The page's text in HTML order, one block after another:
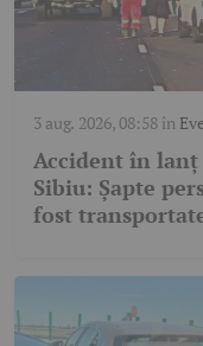
3 aug. 2026, 08:58în
Accident în lanț
Sibiu: Șapte
fost